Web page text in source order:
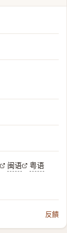
闽语
粤语
反饋